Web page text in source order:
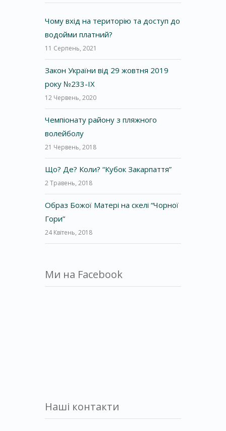
Чому вхід на територію та доступ до
водойми платний?
11 Серпень, 2021
Закон України від 29 жовтня 2019
року №233-IX
12 Червень, 2020
Чемпіонату району з пляжного
волейболу
21 Червень, 2018
Що? Де? Коли? “Кубок Закарпаття”
2 Травень, 2018
Образ Божої Матері на скелі “Чорної
Гори”
24 Квітень, 2018
Ми на Facebook
Наші контакти